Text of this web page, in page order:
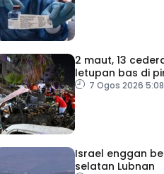
2 maut, 13
letupan bas di
Damsyik
7 Ogos 2026
Israel enggan
selatan Lubnan